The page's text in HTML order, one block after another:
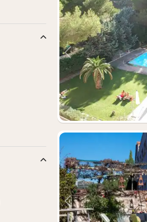
Föregående bild
Föregående bild